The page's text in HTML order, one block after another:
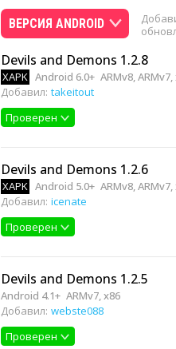
ВЕРСИЯ ANDROID
Devils and Demons 1.2.8
XAPK Android 6.0+ ARMv8,
Добавил: takeitout
Проверен
Devils and Demons 1.2.6
XAPK Android 5.0+ ARMv8,
Добавил: icenate
Проверен
Devils and Demons 1.2.5
Android 4.1+ ARMv7, x86
Добавил: webste088
Проверен